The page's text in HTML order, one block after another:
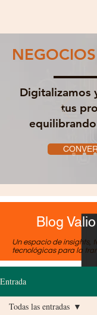
Digitalizamos
tus
Blog Valio
Un espacio de insights,
tecnológicas para la
Entrada
Todas las entradas